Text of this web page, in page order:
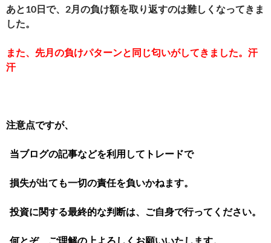
あと10日で、2月の負け額を取り返すのは難しくなってきま
した。
また、先月の負けパターンと同じ匂いがしてきました。汗
汗
注意点ですが、
当ブログの記事などを利用してトレードで
損失が出ても一切の責任を負いかねます。
投資に関する最終的な判断は、ご自身で行ってください。
何とぞ、ご理解の上よろしくお願いいたします。